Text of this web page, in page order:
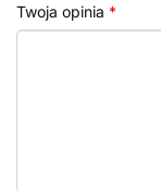
Twoja opinia *